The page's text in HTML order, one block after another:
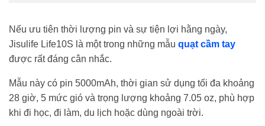
Nếu ưu tiên thời lượng pin và sự tiện lợi hằng ngày,
Jisulife Life10S là một trong những mẫu quạt cầm tay
được rất đáng cân nhắc.
Mẫu này có pin 5000mAh, thời gian sử dụng tối đa khoảng
28 giờ, 5 mức gió và trọng lượng khoảng 7.05 oz, phù hợp
khi đi học, đi làm, du lịch hoặc dùng ngoài trời.